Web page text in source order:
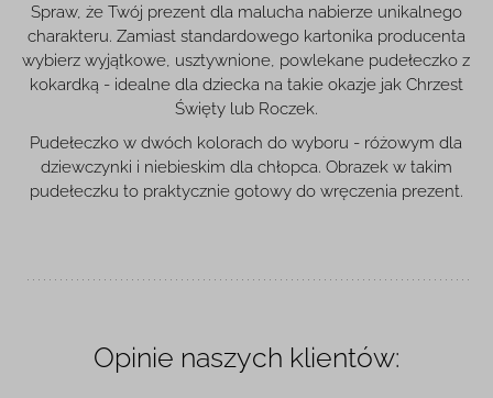
Spraw, że Twój prezent dla malucha nabierze unikalnego
charakteru. Zamiast standardowego kartonika producenta
wybierz wyjątkowe, usztywnione, powlekane pudełeczko z
kokardką - idealne dla dziecka na takie okazje jak Chrzest
Święty lub Roczek.
Pudełeczko w dwóch kolorach do wyboru - różowym dla
dziewczynki i niebieskim dla chłopca. Obrazek w takim
pudełeczku to praktycznie gotowy do wręczenia prezent.
Opinie naszych klientów: